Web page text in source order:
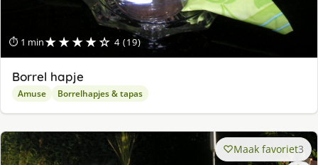
⏱ 1 min★★★★☆ 4 (19)
Borrel hapje
Amuse Borrelhapjes & tapas
Maak favoriet3